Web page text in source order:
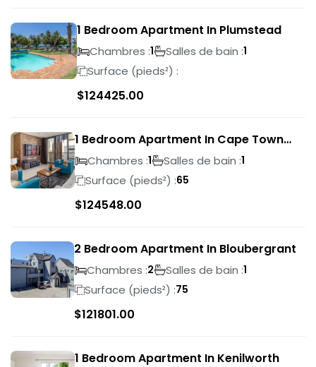
1 Bedroom Apartment In Plumstead
Chambres :1 Salles de bain :1
Surface (pieds²) :
$124425.00
1 Bedroom Apartment In Cape Town
City Centre
Chambres :1 Salles de bain :1
Surface (pieds²) :65
$124548.00
2 Bedroom Apartment In Bloubergrant
Chambres :2 Salles de bain :1
Surface (pieds²) :75
$121801.00
1 Bedroom Apartment In Kenilworth